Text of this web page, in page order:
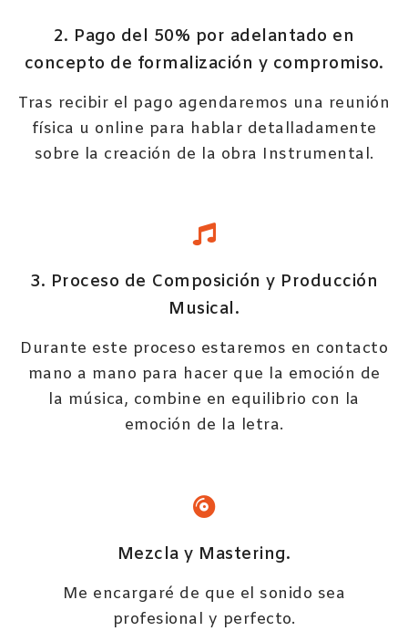
2. Pago del 50% por adelantado en
concepto de formalización y compromiso.
Tras recibir el pago agendaremos una reunión
física u online para hablar detalladamente
sobre la creación de la obra Instrumental.
3. Proceso de Composición y Producción
Musical.
Durante este proceso estaremos en contacto
mano a mano para hacer que la emoción de
la música, combine en equilibrio con la
emoción de la letra.
Mezcla y Mastering.
Me encargaré de que el sonido sea
profesional y perfecto.